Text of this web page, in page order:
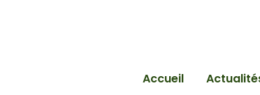
Accueil